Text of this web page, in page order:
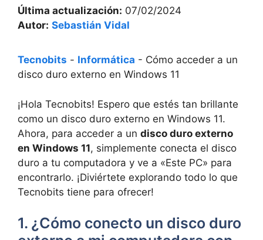
Última actualización: 07/02/2024
Autor: Sebastián Vidal
Tecnobits - Informática - Cómo acceder a un
disco duro externo en Windows 11
¡Hola Tecnobits! Espero que estés tan brillante
como un disco duro externo en Windows 11.
Ahora, para acceder a un disco duro externo
en Windows 11, simplemente conecta el disco
duro a tu computadora y ve a «Este PC» para
encontrarlo. ¡Diviértete explorando todo lo que
Tecnobits tiene para ofrecer!
1. ¿Cómo conecto un disco duro